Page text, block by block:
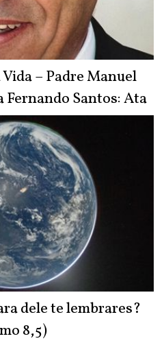
– Padre Manuel
Santos: Ata
Júri
dele te lembrares?
8,5)